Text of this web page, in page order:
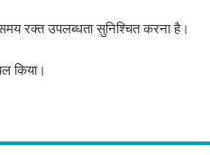
रक्त उपलब्धता सुनिश्चित करना है।
किया।